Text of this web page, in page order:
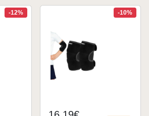
-12% -10%